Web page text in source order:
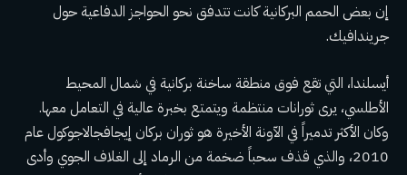
إن بعض الحمم البركانية كانت تتدفق نحو الحواجز الدفاعية حول
جريندافيك.
أيسلندا، التي تقع فوق منطقة ساخنة بركانية في شمال المحيط
الأطلسي، يرى ثورانات منتظمة ويتمتع بخبرة عالية في التعامل معها.
وكان الأكثر تدميراً في الآونة الأخيرة هو ثوران بركان إيجافجالاجوكول عام
2010، والذي قذف سحباً ضخمة من الرماد إلى الغلاف الجوي وأدى